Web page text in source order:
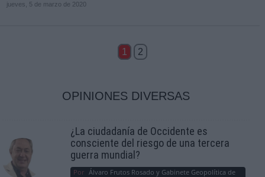
jueves, 5 de marzo de 2020
1 2
OPINIONES DIVERSAS
¿La ciudadanía de Occidente es
consciente del riesgo de una tercera
guerra mundial?
Por Álvaro Frutos Rosado y Gabinete Geopolítica de